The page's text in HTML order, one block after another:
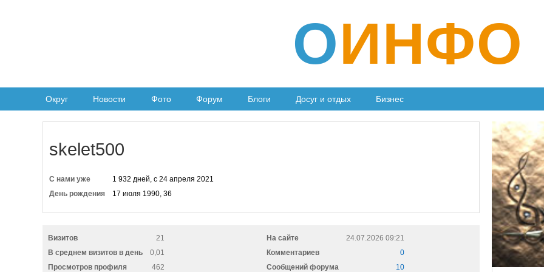
ОИНФО
Округ Новости Фото Форум Блоги Досуг и отдых Бизнес
skelet500
С нами уже
1 932 дней, с 24 апреля 2021
День рождения
17 июля 1990, 36
Визитов
21
В среднем визитов в день
0,01
Просмотров профиля
462
На сайте
24.07.2026 09:21
Комментариев
0
Cообщений форума
10